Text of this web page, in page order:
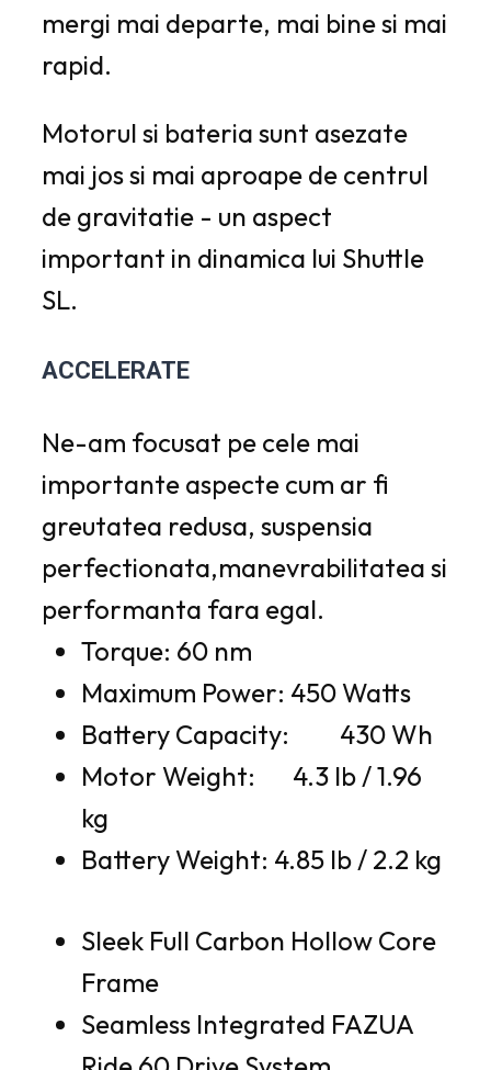
mergi mai departe, mai bine si mai
rapid.
Motorul si bateria sunt asezate
mai jos si mai aproape de centrul
de gravitatie - un aspect
important in dinamica lui Shuttle
SL.
ACCELERATE
Ne-am focusat pe cele mai
importante aspecte cum ar fi
greutatea redusa, suspensia
perfectionata,manevrabilitatea si
performanta fara egal.
Torque: 60 nm
Maximum Power: 450 Watts
Battery Capacity: 430 Wh
Motor Weight: 4.3 lb / 1.96
kg
Battery Weight: 4.85 lb / 2.2 kg
Sleek Full Carbon Hollow Core
Frame
Seamless Integrated FAZUA